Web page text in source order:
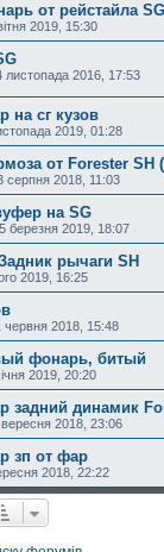
от рейстайла
2019, 15:30
листопада 2016, 17:53
на сг кузов
2019, 01:28
от Forester SH
серпня 2018, 11:03
на SG
березня 2019, 18:07
рычаги SH
2019, 16:25
червня 2018, 15:48
фонарь, битый
2019, 20:20
задний динамик
2018, 23:06
зп от фар
2018, 22:22